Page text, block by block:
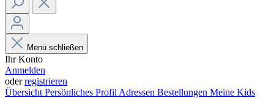
Menü schließen
Ihr Konto
Anmelden
oderregistrieren
Übersicht Persönliches Profil Adressen Bestellungen Meine Kids